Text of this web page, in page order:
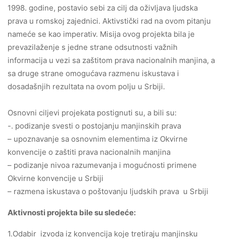
1998. godine, postavio sebi za cilj da oživljava ljudska
prava u romskoj zajednici. Aktivstički rad na ovom pitanju
nameće se kao imperativ. Misija ovog projekta bila je
prevazilaženje s jedne strane odsutnosti važnih
informacija u vezi sa zaštitom prava nacionalnih manjina, a
sa druge strane omogućava razmenu iskustava i
dosadašnjih rezultata na ovom polju u Srbiji.
Osnovni ciljevi projekata postignuti su, a bili su:
-. podizanje svesti o postojanju manjinskih prava
– upoznavanje sa osnovnim elementima iz Okvirne
konvencije o zaštiti prava nacionalnih manjina
– podizanje nivoa razumevanja i mogućnosti primene
Okvirne konvencije u Srbiji
– razmena iskustava o poštovanju ljudskih prava u Srbiji
Aktivnosti projekta bile su sledeće:
1.Odabir izvoda iz konvencija koje tretiraju manjinsku